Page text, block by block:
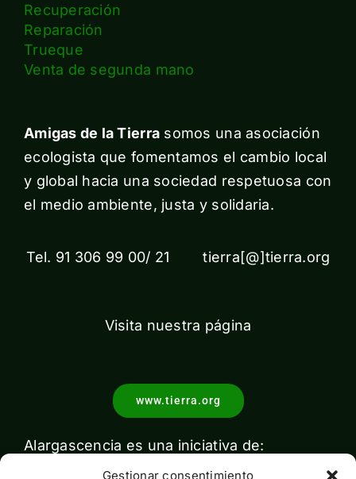
Gestionar consentimiento
Recuperación
Reparación
Trueque
Venta de segunda mano
Amigas de la Tierra somos una asociación
ecologista que fomentamos el cambio local
y global hacia una sociedad respetuosa con
el medio ambiente, justa y solidaria.
Tel. 91 306 99 00/ 21 tierra[@]tierra.org
Visita nuestra página
www.tierra.org
Alargascencia es una iniciativa de: